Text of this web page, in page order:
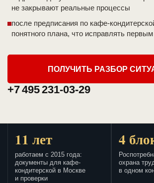
не закрывают реальные процессы
после предписания по кафе-
понятного плана, что исправлять первым
ПОЛУЧИТЬ РАЗБОР
+7 495 231-03-29
11 лет
работаем с 2015 года:
документы для кафе-
кондитерской в Москве
и проверки
4
охрана
в одном